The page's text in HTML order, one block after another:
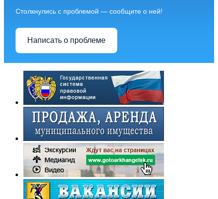
Столкнулись с проблемой — сообщите о ней!
Написать о проблеме